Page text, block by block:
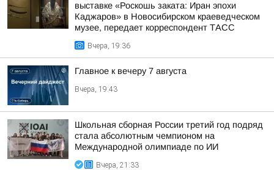
выставке «Роскошь заката: Иран эпохи
Каджаров» в Новосибирском краеведческом
музее, передает корреспондент ТАСС
Вчера, 19:36
Главное к вечеру 7 августа
Вчера, 19:43
Школьная сборная России третий год подряд
стала абсолютным чемпионом на
Международной олимпиаде по ИИ
Вчера, 21:33